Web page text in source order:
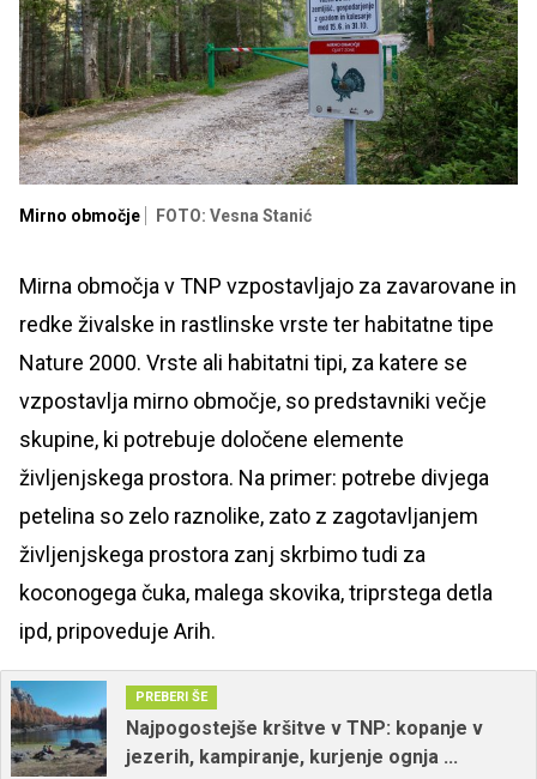
Mirno območje FOTO: Vesna Stanić
Mirna območja v TNP vzpostavljajo za zavarovane in
redke živalske in rastlinske vrste ter habitatne tipe
Nature 2000. Vrste ali habitatni tipi, za katere se
vzpostavlja mirno območje, so predstavniki večje
skupine, ki potrebuje določene elemente
življenjskega prostora. Na primer: potrebe divjega
petelina so zelo raznolike, zato z zagotavljanjem
življenjskega prostora zanj skrbimo tudi za
koconogega čuka, malega skovika, triprstega detla
ipd, pripoveduje Arih.
PREBERI ŠE
Najpogostejše kršitve v TNP: kopanje v
jezerih, kampiranje, kurjenje ognja ...